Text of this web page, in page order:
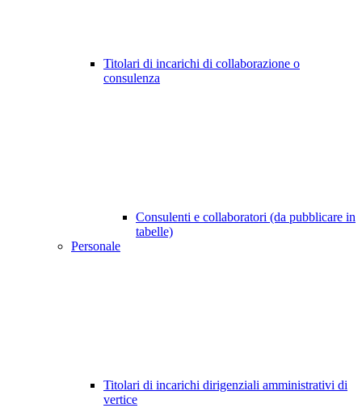
Titolari di incarichi di collaborazione o
consulenza
Consulenti e collaboratori (da pubblicare in
tabelle)
Personale
Titolari di incarichi dirigenziali amministrativi di
vertice